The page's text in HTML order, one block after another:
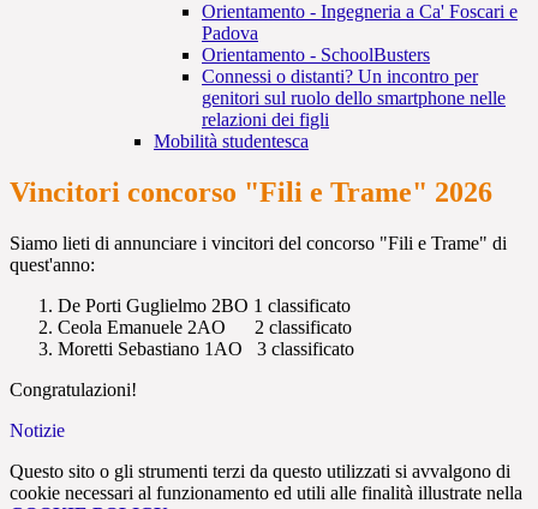
Orientamento - Ingegneria a Ca' Foscari e
Padova
Orientamento - SchoolBusters
Connessi o distanti? Un incontro per
genitori sul ruolo dello smartphone nelle
relazioni dei figli
Mobilità studentesca
Vincitori concorso "Fili e Trame" 2026
Siamo lieti di annunciare i vincitori del concorso "Fili e Trame" di
quest'anno:
De Porti Guglielmo 2BO 1 classificato
Ceola Emanuele 2AO 2 classificato
Moretti Sebastiano 1AO 3 classificato
Congratulazioni!
Notizie
Questo sito o gli strumenti terzi da questo utilizzati si avvalgono di
cookie necessari al funzionamento ed utili alle finalità illustrate nella